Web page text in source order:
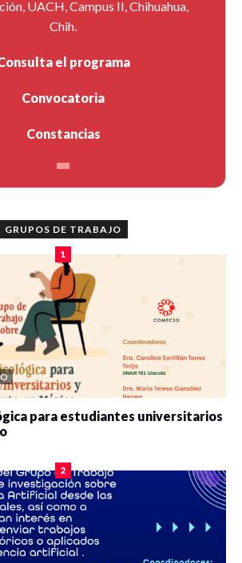
UACH, Campus II, Chihuahua,
Chih.
el programa
Convocatoria
Constancias
GRUPOS DE TRABAJO
1
para estudiantes universitarios
2